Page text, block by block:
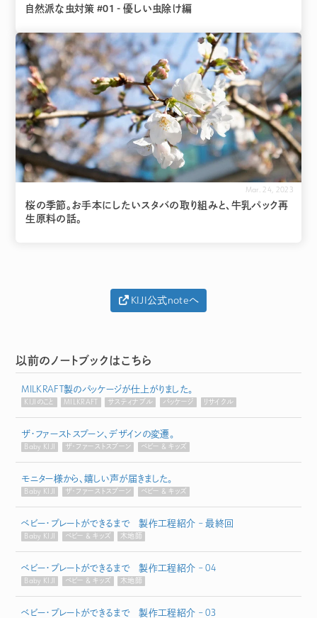
自然派な虫対策 #01 - 優しい虫除け編
Mar. 24, 2023
桜の季節。お手本にしたいスタバの取り組みと、牛乳パック再
生原料の話。
KIJI公式noteへ
以前のノートブックはこちら
MILKRAFT製のパッケージが仕上がりました。
KIJIのこと MILKRAFT サスティナブル パッケージ リサイクル
ザ・ファーストスプーン、デザインの変遷。
Baby KIJI ザ・ファーストスプーン ベビー & キッズ
モニター様から、嬉しい声が届きました。
Baby KIJI ザ・ファーストスプーン ベビー & キッズ
ベビー・プレートができるまで 製作工程紹介 – 最終回
Baby KIJI ベビー & キッズ 木地師
ベビー・プレートができるまで 製作工程紹介 – 04
Baby KIJI ベビー & キッズ 木地師
ベビー・プレートができるまで 製作工程紹介 – 03